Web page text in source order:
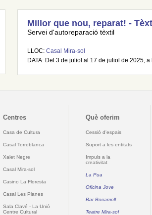
Millor que nou, reparat! -
Servei d'autoreparació tèxtil
LLOC: Casal Mira-sol
DATA: Del 3 de juliol al 17 de juliol de 2025, a
Centres
Casa de Cultura
Casal Torreblanca
Xalet Negre
Casal Mira-sol
Casino La Floresta
Casal Les Planes
Sala Clavé - La Unió
Centre Cultural
Què oferim
Cessió d'espais
Suport a les entitats
Impuls a la
creativitat
La Pua
Oficina Jove
Bar Bocamoll
Teatre Mira-sol